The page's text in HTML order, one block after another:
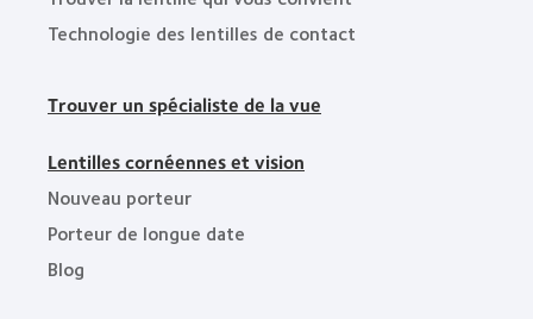
Technologie des lentilles de contact
Trouver un spécialiste de la vue
Lentilles cornéennes et vision
Nouveau porteur
Porteur de longue date
Blog